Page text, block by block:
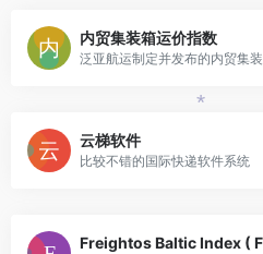
内贸集装箱运价指数
泛亚航运制定并发布的内贸集
云梯软件
比较不错的国际快递软件系统
Freightos Baltic Index (